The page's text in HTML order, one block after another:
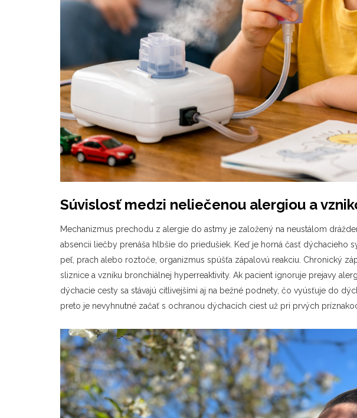
Súvislosť medzi neliečenou alergiou a
Mechanizmus prechodu z alergie do astmy je založený na neustálom
absencii liečby prenáša hlbšie do priedušiek. Keď je horná časť dýchacieho
peľ, prach alebo roztoče, organizmus spúšťa zápalovú reakciu. Chronický
sliznice a vzniku bronchiálnej hyperreaktivity. Ak pacient ignoruje prejavy
dýchacie cesty sa stávajú citlivejšími aj na bežné podnety, čo vyúsťuje do
preto je nevyhnutné začať s ochranou dýchacích ciest už pri prvých